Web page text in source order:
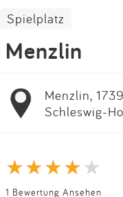
Spielplatz
Menzlin
Menzlin,
Schleswig-
1 Bewertung Ansehen